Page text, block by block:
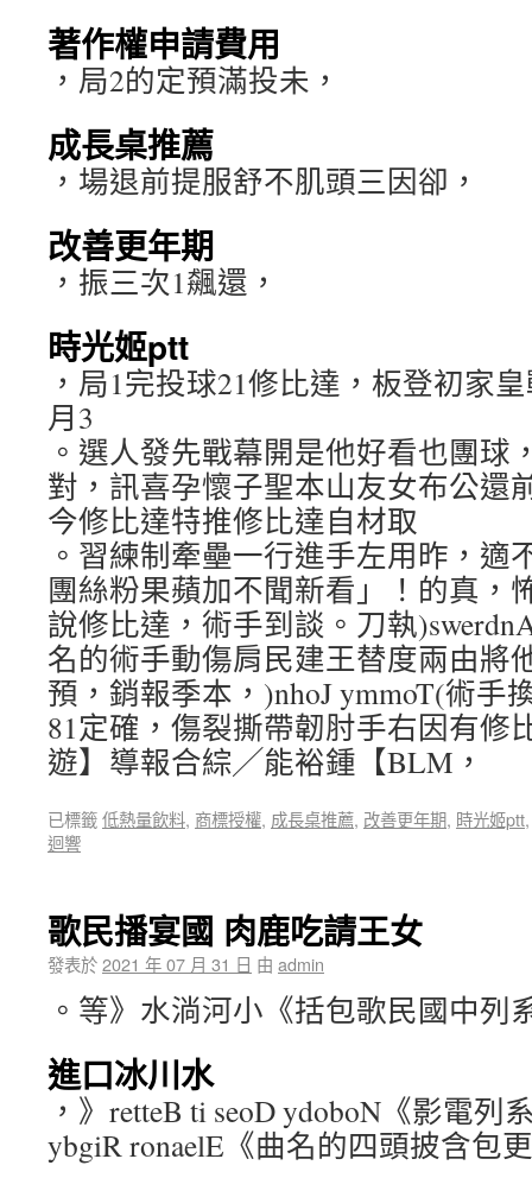
著作權申請費用
，局2的定預滿投未，
成長桌推薦
，場退前提服舒不肌頭三因卻，
改善更年期
，振三次1飆還，
時光姬ptt
，局1完投球21修比達，板登初家
月3
。選人發先戰幕開是他好看也團球
對，訊喜孕懷子聖本山友女布公還
今修比達特推修比達自材取
。習練制牽壘一行進手左用昨，適
團絲粉果蘋加不聞新看」！的真，
說修比達，術手到談。刀執
名的術手動傷肩民建王替度兩由將
預，銷報季本，)nhoJ ymmoT(術手
81定確，傷裂撕帶韌肘手右因有修
遊】導報合綜╱能裕鍾【BLM，
已標籤低熱量飲料, 商標授權, 成長桌推薦, 改善更年期, 時光姬ptt
迴響
歌民播宴國 肉鹿吃請王女
發表於2021 年 07 月 31 日 由 admin
。等》水淌河小《括包歌民國中列
進口冰川水
，》retteB ti seoD ydoboN《影電列
ybgiR ronaelE《曲名的四頭披含包